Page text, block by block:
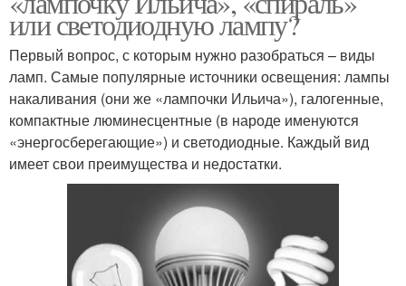
или светодиодную лампу?
Первый вопрос, с которым нужно разобраться – виды
ламп. Самые популярные источники освещения: лампы
накаливания (они же «лампочки Ильича»), галогенные,
компактные люминесцентные (в народе именуются
«энергосберегающие») и светодиодные. Каждый вид
имеет свои преимущества и недостатки.